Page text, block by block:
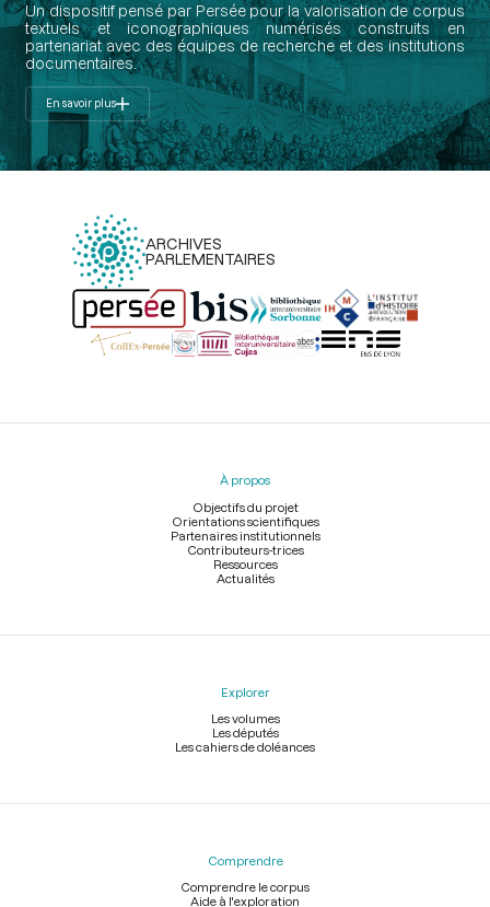
Un dispositif pensé par Persée pour la valorisation de corpus
textuels et iconographiques numérisés construits en
partenariat avec des équipes de recherche et des institutions
documentaires.
En savoir plus
ARCHIVES
PARLEMENTAIRES
Menu
À propos
Objectifs du projet
Orientations scientifiques
Partenaires institutionnels
Contributeurs-trices
Ressources
Actualités
Explorer
Les volumes
Les députés
Les cahiers de doléances
Comprendre
Comprendre le corpus
Aide à l'exploration